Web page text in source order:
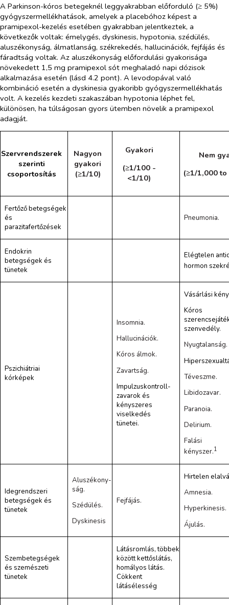
A Parkinson-kóros betegeknél leggyakrabban előforduló (≥ 5%)
gyógyszermellékhatások, amelyek a placebóhoz képest a
pramipexol-kezelés esetében gyakrabban jelentkeztek, a
következők voltak: émelygés, dyskinesis, hypotonia, szédülés,
aluszékonyság, álmatlanság, székrekedés, hallucinációk, fejfájás és
fáradtság voltak. Az aluszékonyság előfordulási gyakorisága
növekedett 1,5 mg pramipexol sót meghaladó napi dózisok
alkalmazása esetén (lásd 4.2 pont). A levodopával való
kombináció esetén a dyskinesia gyakoribb gyógyszermellékhatás
volt. A kezelés kezdeti szakaszában hypotonia léphet fel,
különösen, ha túlságosan gyors ütemben növelik a pramipexol
adagját.
Szervrendszerek
szerinti
csoportosítás
Nagyon
gyakori
(≥1/10)
Gyakori
(≥1/100 -
<1/10)
Nem
(≥1/1,000
Fertőző betegségek
és
parazitafertőzések
Pneumonia.
Endokrin
betegségek és
tünetek
Elégtelen
hormon
Pszichiátriai
kórképek
Insomnia.
Hallucinációk.
Kóros álmok.
Zavartság.
Impulzuskontroll-
zavarok és
kényszeres
viselkedés
tünetei.
Vásárlási
Kóros
szenvedély.
Nyugtalanság.
Téveszme.
Libidozavar.
Paranoia.
Delirium.
Falási
kényszer.1
Idegrendszeri
betegségek és
tünetek
Aluszékony-
ság.
Szédülés.
Dyskinesis
Fejfájás.
Hirtelen
Amnesia.
Hyperkinesis.
Ájulás.
Szembetegségek
és szemészeti
tünetek
Látásromlás, többek
között kettőslátás,
homályos látás.
Cökkent
látásélesség